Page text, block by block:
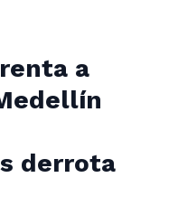
a
derrota